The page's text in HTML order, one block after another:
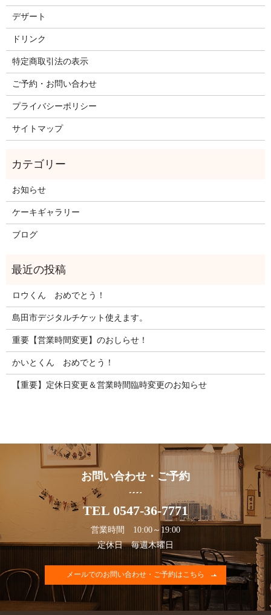
デザート
ドリンク
特定商取引法の表示
ご予約・お問い合わせ
プライバシーポリシー
サイトマップ
お知らせ
ケーキギャラリー
ブログ
ロウくん おめでとう！
島田市デジタルチケット使えます。
重要【営業時間変更】のおしらせ！
かいとくん おめでとう！
【重要】定休日変更＆営業時間臨時変更のお知らせ
お問い合わせ・ご予約
TEL 0547-36-7771
営業時間 10:00～19:00
定休日 毎週木曜日
メールでのお問い合わせ・ご予約はこちら